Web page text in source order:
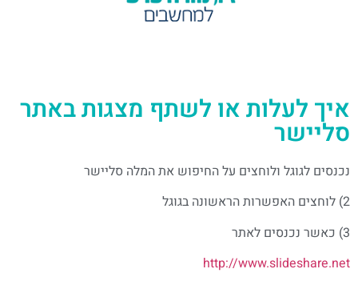
איך לעלות או לשתף מצגות באתר
סליישר
נכנסים לגוגל ולוחצים על החיפוש את המלה סליישר
2) לוחצים האפשרות הראשונה בגוגל
3) כאשר נכנסים לאתר
http://www.slideshare.net